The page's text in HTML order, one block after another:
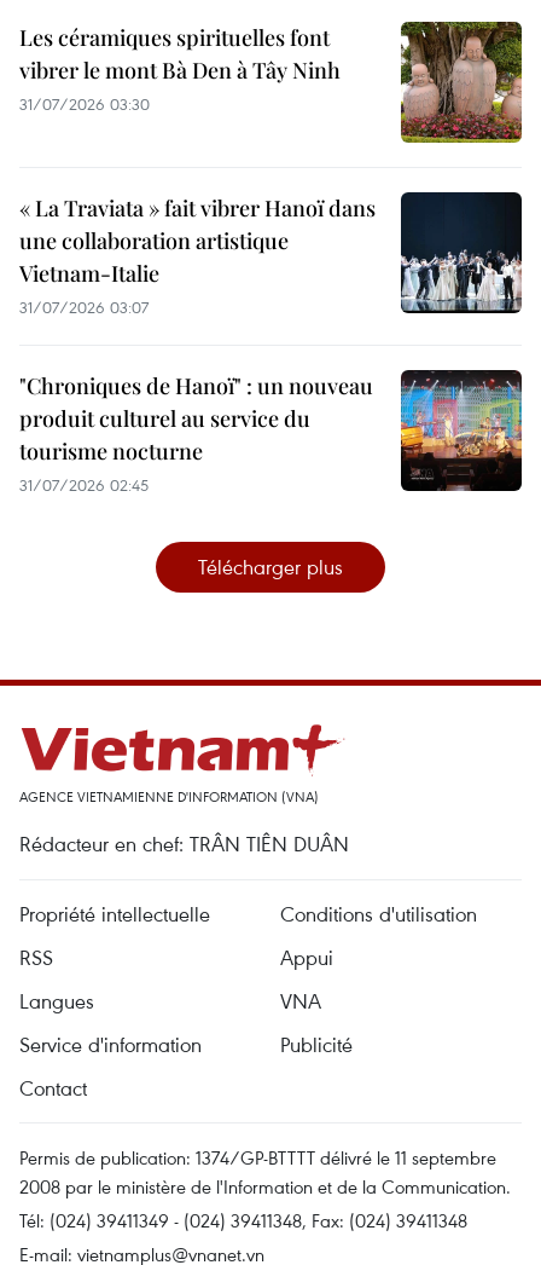
Les céramiques spirituelles font
vibrer le mont Bà Den à Tây Ninh
31/07/2026 03:30
« La Traviata » fait vibrer Hanoï dans
une collaboration artistique
Vietnam-Italie
31/07/2026 03:07
"Chroniques de Hanoï" : un nouveau
produit culturel au service du
tourisme nocturne
31/07/2026 02:45
Télécharger plus
AGENCE VIETNAMIENNE D'INFORMATION (VNA)
Rédacteur en chef: TRÂN TIÊN DUÂN
Propriété intellectuelle
Conditions d'utilisation
RSS
Appui
Langues
VNA
Service d'information
Publicité
Contact
Permis de publication: 1374/GP-BTTTT délivré le 11 septembre
2008 par le ministère de l'Information et de la Communication.
Tél: (024) 39411349 - (024) 39411348, Fax: (024) 39411348
E-mail: vietnamplus@vnanet.vn